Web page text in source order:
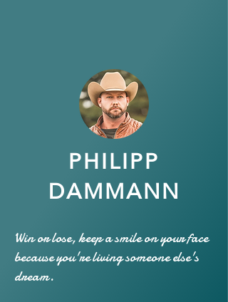
PHILIPP
DAMMANN
Win or lose, keep a smile on your face
because you're living someone else's
dream.